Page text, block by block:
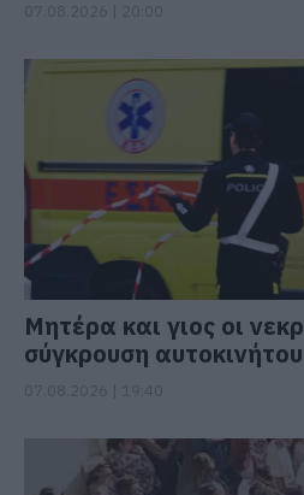
Μητέρα και γιος οι
σύγκρουση